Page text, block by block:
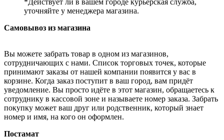
*Действует ли в вашем городе курьерская служба,
уточняйте у менеджера магазина.
Самовывоз из магазина
Вы можете забрать товар в одном из магазинов,
сотрудничающих с нами. Список торговых точек, которые
принимают заказы от нашей компании появится у вас в
корзине. Когда заказ поступит в ваш город, вам придёт
уведомление. Вы просто идёте в этот магазин, обращаетесь к
сотруднику в кассовой зоне и называете номер заказа. Забрать
покупку может ваш друг или родственник, который знает
номер и имя, на кого он оформлен.
Постамат